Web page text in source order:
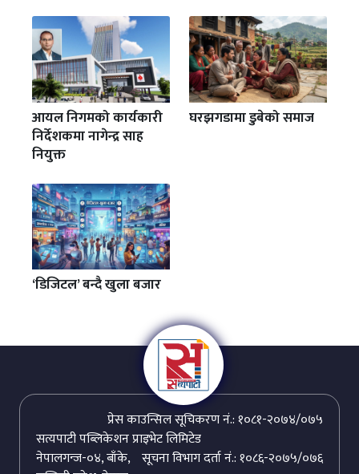
आयल निगमको कार्यकारी
निर्देशकमा नागेन्द्र साह
नियुक्त
घरझगडामा डुबेको समाज
‘डिजिटल’ बन्दै खुला बजार
प्रेस काउन्सिल सूचिकरण नं.: १०८१-२०७४/०७५
सत्यपाटी पब्लिकेशन प्राइभेट लिमिटेड
सूचना विभाग दर्ता नं.: १०८६-२०७५/०७६
नेपालगन्ज-०४, बाँके,